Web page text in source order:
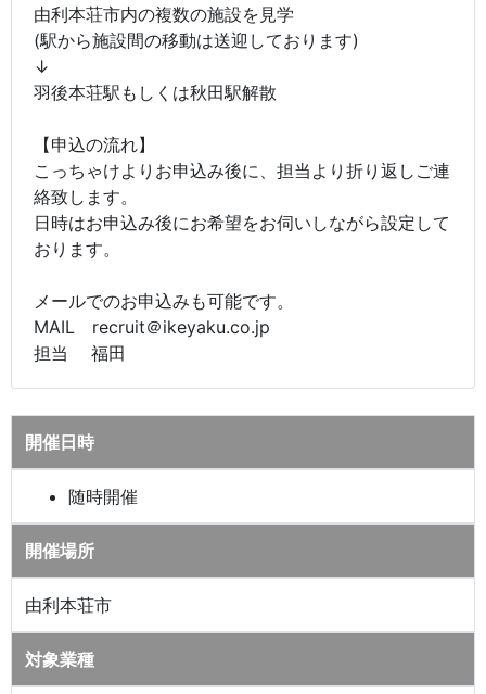
由利本荘市内の複数の施設を見学
(駅から施設間の移動は送迎しております)
↓
羽後本荘駅もしくは秋田駅解散
【申込の流れ】
こっちゃけよりお申込み後に、担当より折り返しご連
絡致します。
日時はお申込み後にお希望をお伺いしながら設定して
おります。
メールでのお申込みも可能です。
MAIL recruit＠ikeyaku.co.jp
担当 福田
開催日時
随時開催
開催場所
由利本荘市
対象業種